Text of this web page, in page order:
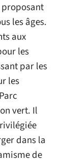
proposant
les âges.
aux
les
par les
les
vert. Il
dans la
de